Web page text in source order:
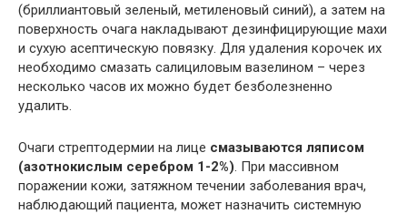
(бриллиантовый зеленый, метиленовый синий), а затем на
поверхность очага накладывают дезинфицирующие махи
и сухую асептическую повязку. Для удаления корочек их
необходимо смазать салициловым вазелином – через
несколько часов их можно будет безболезненно
удалить.
Очаги стрептодермии на лице смазываются ляписом
(азотнокислым серебром 1-2%). При массивном
поражении кожи, затяжном течении заболевания врач,
наблюдающий пациента, может назначить системную